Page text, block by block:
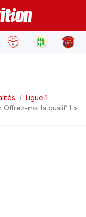
Ligue 1
Offrez-moi la qualif’ ! »